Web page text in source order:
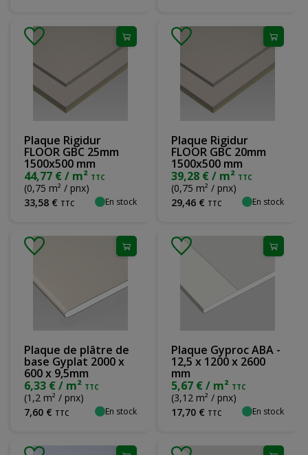
Plaque Rigidur
FLOOR GBC 25mm
1500x500 mm
44,77 € / m² TTC
(0,75 m² / pnx)
33,58 € TTC En stock
Plaque Rigidur
FLOOR GBC 20mm
1500x500 mm
39,28 € / m² TTC
(0,75 m² / pnx)
29,46 € TTC En stock
Plaque de plâtre de
base Gyplat 2000 x
600 x 9,5mm
6,33 € / m² TTC
(1,2 m² / pnx)
7,60 € TTC En stock
Plaque Gyproc ABA -
12,5 x 1200 x 2600
mm
5,67 € / m² TTC
(3,12 m² / pnx)
17,70 € TTC En stock